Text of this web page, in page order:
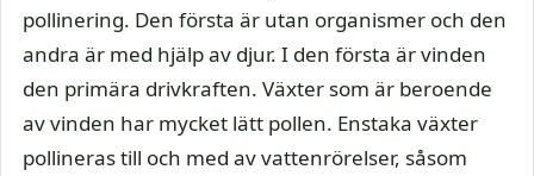
pollinering. Den första är utan organismer och den
andra är med hjälp av djur. I den första är vinden
den primära drivkraften. Växter som är beroende
av vinden har mycket lätt pollen. Enstaka växter
pollineras till och med av vattenrörelser, såsom